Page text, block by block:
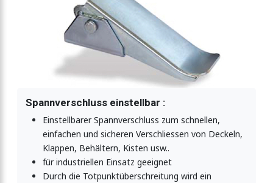
einstellbar
einstellbar
einstellbar
Spannverschluss einstellbar :
Einstellbarer Spannverschluss zum schnellen,
einfachen und sicheren Verschliessen von Deckeln,
Klappen, Behältern, Kisten usw..
für industriellen Einsatz geeignet
Durch die Totpunktüberschreitung wird ein